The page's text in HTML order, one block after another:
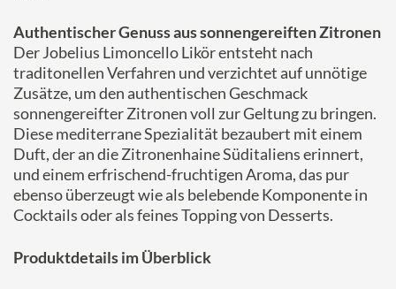
Authentischer Genuss aus sonnengereiften Zitronen
Der Jobelius Limoncello Likör entsteht nach
traditonellen Verfahren und verzichtet auf unnötige
Zusätze, um den authentischen Geschmack
sonnengereifter Zitronen voll zur Geltung zu bringen.
Diese mediterrane Spezialität bezaubert mit einem
Duft, der an die Zitronenhaine Süditaliens erinnert,
und einem erfrischend-fruchtigen Aroma, das pur
ebenso überzeugt wie als belebende Komponente in
Cocktails oder als feines Topping von Desserts.
Produktdetails im Überblick